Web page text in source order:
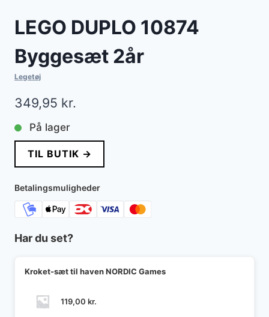
LEGO DUPLO 10874
Byggesæt 2år
Legetøj
349,95 kr.
På lager
TIL BUTIK →
Betalingsmuligheder
Har du set?
Kroket-sæt til haven NORDIC Games
119,00 kr.